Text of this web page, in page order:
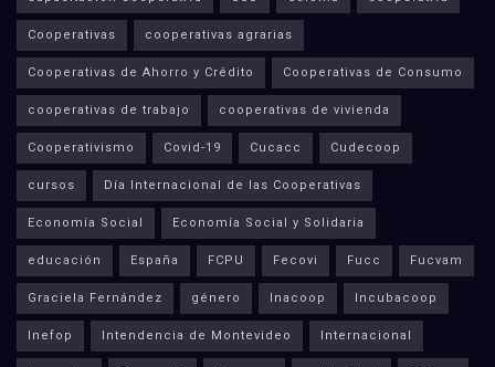
Cooperativas cooperativas agrarias
Cooperativas de Ahorro y Crédito Cooperativas de Consumo
cooperativas de trabajo cooperativas de vivienda
Cooperativismo Covid-19 Cucacc Cudecoop
cursos Día Internacional de las Cooperativas
Economía Social Economía Social y Solidaria
educación España FCPU Fecovi Fucc Fucvam
Graciela Fernández género Inacoop Incubacoop
Inefop Intendencia de Montevideo Internacional